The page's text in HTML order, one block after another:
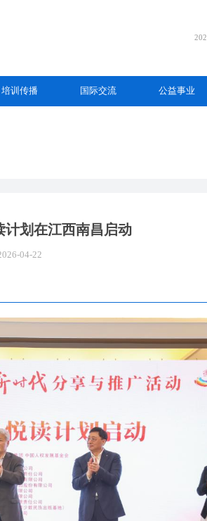
培训传播 国际交流 公益事业
计划在江西南昌启动
04-22